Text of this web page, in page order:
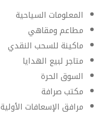
المعلومات السياحية
مطاعم ومقاهي
ماكينة للسحب النقدي
متاجر لبيع الهدايا
السوق الحرة
مكتب صرافة
مرافق الإسعافات الأولية